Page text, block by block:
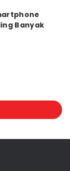
Banyak